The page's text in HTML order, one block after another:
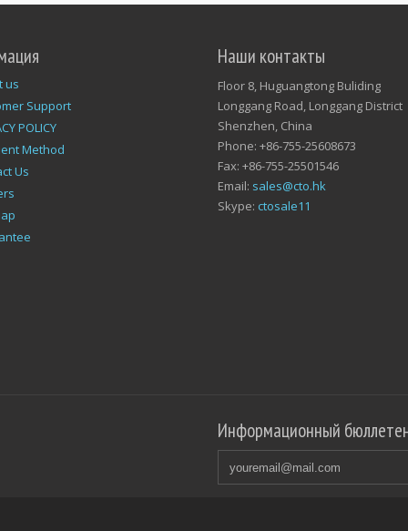
us
Support
POLICY
Method
Us
Наши контакты
Floor 8, Huguangtong Buliding
Longgang Road, Longgang District
Shenzhen, China
Phone: +86-755-25608673
Fax: +86-755-25501546
Email: sales@cto.hk
Skype: ctosale11
Информационный